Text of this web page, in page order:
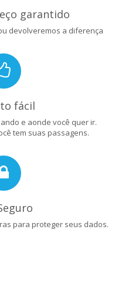
garantido
devolveremos a diferença
fácil
e aonde você quer ir.
tem suas passagens.
para proteger seus dados.